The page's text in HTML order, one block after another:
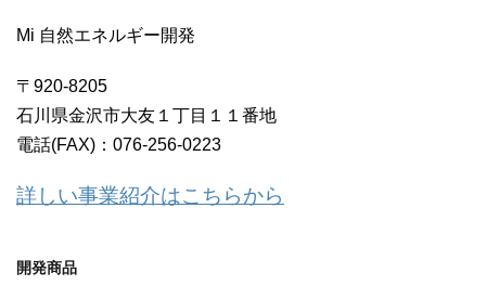
Mi 自然エネルギー開発
〒920-8205
石川県金沢市大友１丁目１１番地
電話(FAX)：076-256-0223
詳しい事業紹介はこちらから
開発商品